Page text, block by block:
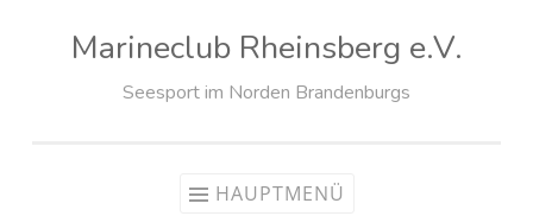
Marineclub Rheinsberg e.V.
Seesport im Norden Brandenburgs
HAUPTMENÜ